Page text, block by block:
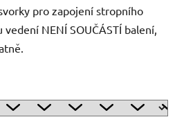
pro zapojení stropního
NENÍ SOUČÁSTÍ balení,